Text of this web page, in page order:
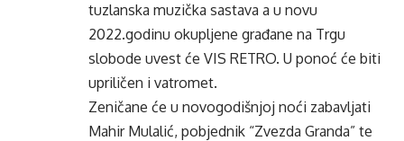
tuzlanska muzička sastava a u novu
2022.godinu okupljene građane na Trgu
slobode uvest će VIS RETRO. U ponoć će biti
upriličen i vatromet.
Zeničane će u novogodišnjoj noći zabavljati
Mahir Mulalić, pobjednik “Zvezda Granda” te